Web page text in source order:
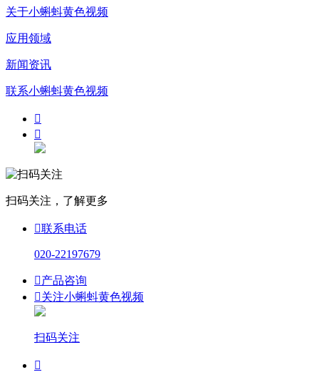
关于小蝌蚪黄色视频
应用领域
新闻资讯
联系小蝌蚪黄色视频


扫码关注，了解更多
联系电话
020-22197679
产品咨询
关注小蝌蚪黄色视频
扫码关注
